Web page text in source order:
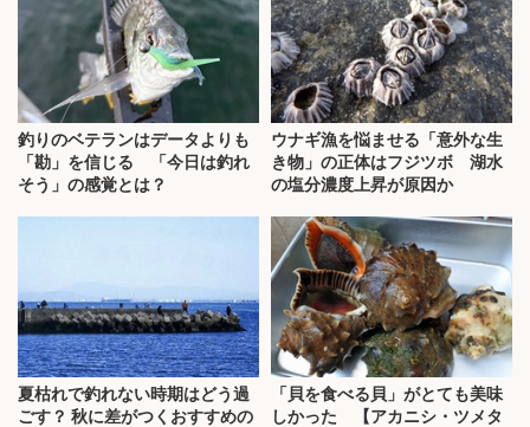
釣りのベテランはデータよりも
「勘」を信じる 「今日は釣れ
そう」の感覚とは？
ウナギ漁を悩ませる「意外な生
き物」の正体はフジツボ 湖水
の塩分濃度上昇が原因か
夏枯れで釣れない時期はどう過
ごす？ 秋に差がつくおすすめの
「貝を食べる貝」がとても美味
しかった 【アカニシ・ツメタ